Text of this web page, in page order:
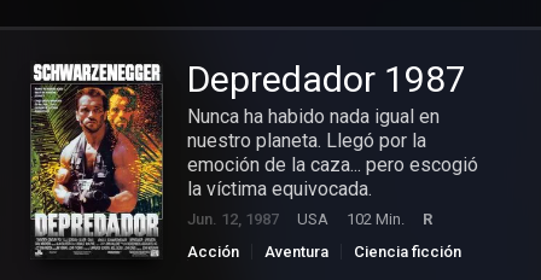
Depredador 1987
Nunca ha habido nada igual en
nuestro planeta. Llegó por la
emoción de la caza... pero escogió
la víctima equivocada.
Jun. 12, 1987 USA 102 Min.
R
Acción
Aventura
Ciencia ficción